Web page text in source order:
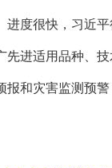
进度很快，习近
先进适用品种、
报和灾害监测预